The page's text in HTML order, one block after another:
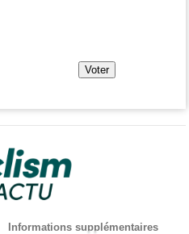
Informations supplémentaires